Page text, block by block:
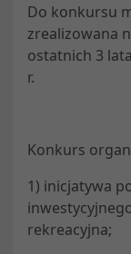
Do konkursu
zrealizowana
ostatnich 3
r.
Konkurs
1) inicjatywa
rekreacyjna;